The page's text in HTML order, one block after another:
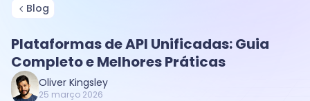
Blog
Plataformas de API Unificadas: Guia
Completo e Melhores Práticas
Oliver Kingsley
25 março 2026